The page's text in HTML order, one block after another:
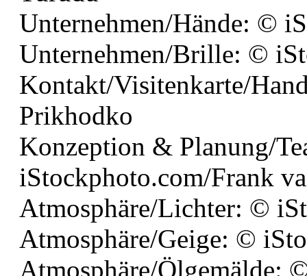
Unternehmen/Hände: ©
Unternehmen/Brille: ©
Kontakt/Visitenkarte/
Prikhodko
Konzeption & Planung/
iStockphoto.com/Frank
Atmosphäre/Lichter: ©
Atmosphäre/Geige: ©
Atmosphäre/Ölgemälde: